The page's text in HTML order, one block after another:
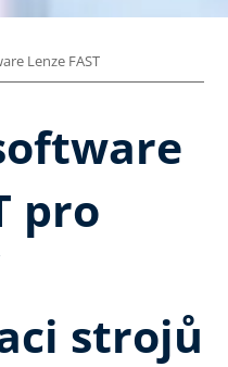
Lenze FAST
pro
strojů